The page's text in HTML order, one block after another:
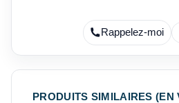
Rappelez-moi
PRODUITS SIMILAIRES (EN